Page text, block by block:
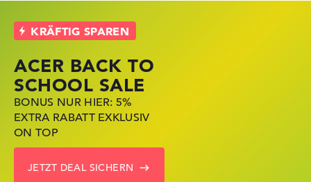
ACER BACK TO
SCHOOL SALE
BONUS NUR HIER: 5%
EXTRA RABATT EXKLUSIV
ON TOP
JETZT DEAL SICHERN
HP STORE SSV
DEALS
JETZT ZUGREIFEN:
NOTEBOOKS BEI HP
KRÄFTIG REDUZIERT
ZU DEN HP ANGEBOTEN
LENOVO
LAPTOP DEALS
NOTEBOOKS BEI LENOVO
JETZT KRÄFTIG REDUZIERT